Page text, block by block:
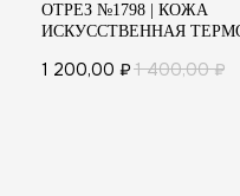
ОТРЕЗ №1798 | КОЖА
ИСКУССТВЕННАЯ
1 200,00 ₽ 1 400,00 ₽